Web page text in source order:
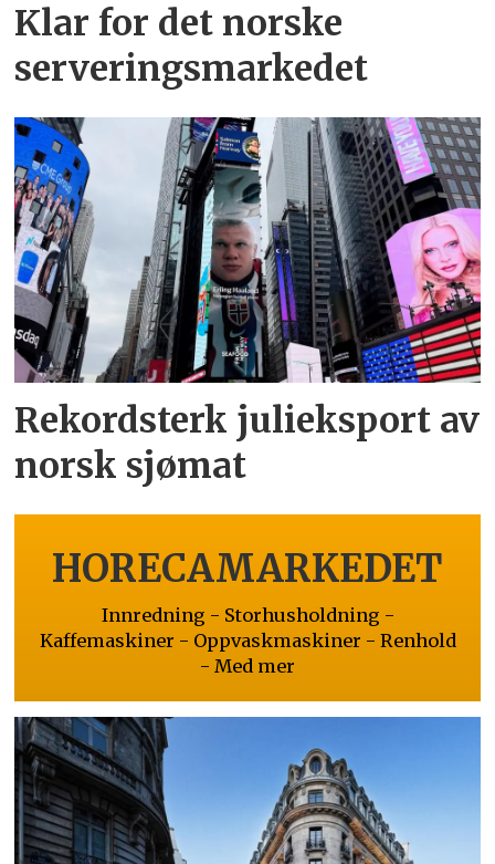
Klar for det norske
serveringsmarkedet
Rekordsterk julieksport av
norsk sjømat
HORECAMARKEDET
Innredning - Storhusholdning -
Kaffemaskiner - Oppvaskmaskiner - Renhold
- Med mer